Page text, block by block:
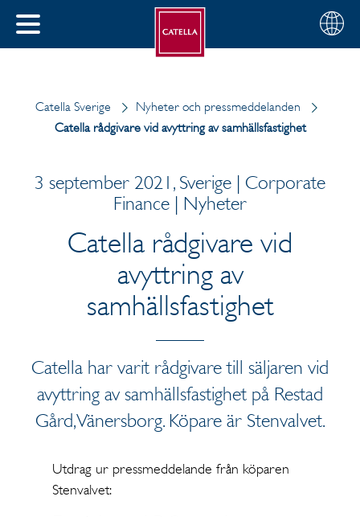
STÄNG
Välj
din
Svenska
Catella Sverige
Nyheter och pressmeddelanden
Catella rådgivare vid avyttring av samhällsfastighet
3 september 2021, Sverige | Corporate
Finance | Nyheter
Catella rådgivare vid
avyttring av
samhällsfastighet
Catella har varit rådgivare till säljaren vid
avyttring av samhällsfastighet på Restad
Gård, Vänersborg. Köpare är Stenvalvet.
Utdrag ur pressmeddelande från köparen
Stenvalvet: